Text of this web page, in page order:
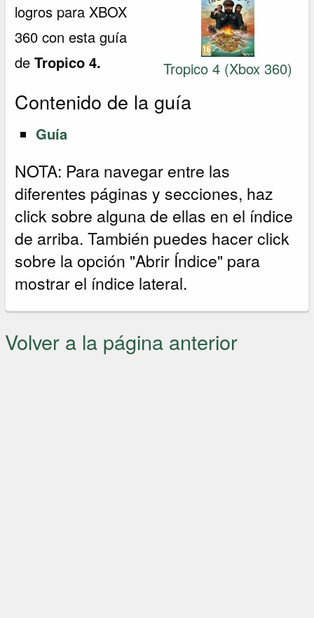
Tropico 4 (Xbox 360)
logros para XBOX
360 con esta guía
deTropico 4.
Contenido de la guía
Guía
NOTA: Para navegar entre las
diferentes páginas y secciones, haz
click sobre alguna de ellas en el índice
de arriba. También puedes hacer click
sobre la opción "Abrir Índice" para
mostrar el índice lateral.
Volver a la página anterior